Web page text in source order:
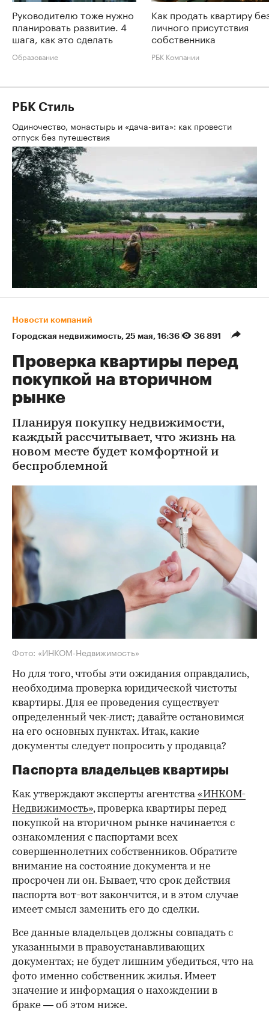
Руководителю тоже нужно
планировать развитие. 4
шага, как это сделать
Образование
Как продать квартиру
личного присутствия
собственника
РБК Компании
РБК Стиль
Одиночество, монастырь и «дача-вита»: как провести
отпуск без путешествия
Новости компаний
Городская недвижимость⁠, 25 мая, 16:36 36 891
Проверка квартиры перед
покупкой на вторичном
рынке
Планируя покупку недвижимости,
каждый рассчитывает, что жизнь на
новом месте будет комфортной и
беспроблемной
Фото: «ИНКОМ-Недвижимость»
Но для того, чтобы эти ожидания оправдались,
необходима проверка юридической чистоты
квартиры. Для ее проведения существует
определенный чек-лист; давайте остановимся
на его основных пунктах. Итак, какие
документы следует попросить у продавца?
Паспорта владельцев квартиры
Как утверждают эксперты агентства«ИНКОМ-
Недвижимость», проверка квартиры перед
покупкой на вторичном рынке начинается с
ознакомления с паспортами всех
совершеннолетних собственников. Обратите
внимание на состояние документа и не
просрочен ли он. Бывает, что срок действия
паспорта вот-вот закончится, и в этом случае
имеет смысл заменить его до сделки.
Все данные владельцев должны совпадать с
указанными в правоустанавливающих
документах; не будет лишним убедиться, что на
фото именно собственник жилья. Имеет
значение и информация о нахождении в
браке — об этом ниже.